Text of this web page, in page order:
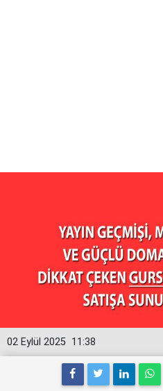
11:38
02 Eylül 2025